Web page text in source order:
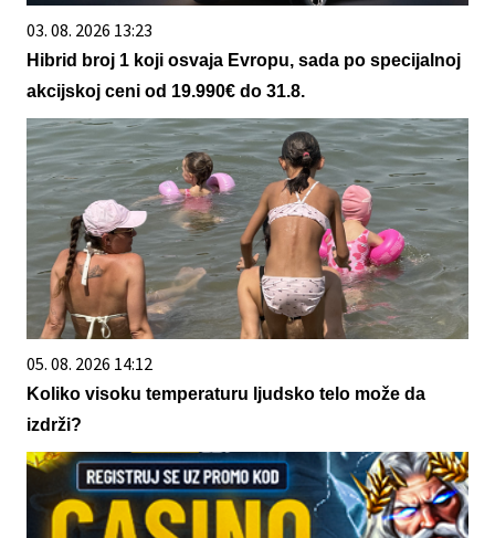
03. 08. 2026 13:23
Hibrid broj 1 koji osvaja Evropu, sada po specijalnoj
akcijskoj ceni od 19.990€ do 31.8.
05. 08. 2026 14:12
Koliko visoku temperaturu ljudsko telo može da
izdrži?